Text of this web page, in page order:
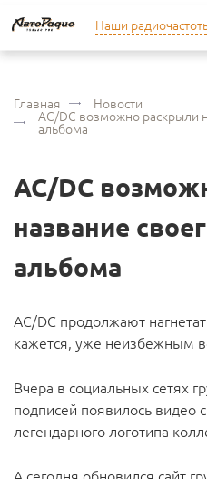
Наши
Главная Новости
AC/DC возможно раскрыли
альбома
AC/DC
название
альбома
AC/DC продолжают
кажется, уже неизбежным
Вчера в социальных сетях
подписей появилось
легендарного логотипа